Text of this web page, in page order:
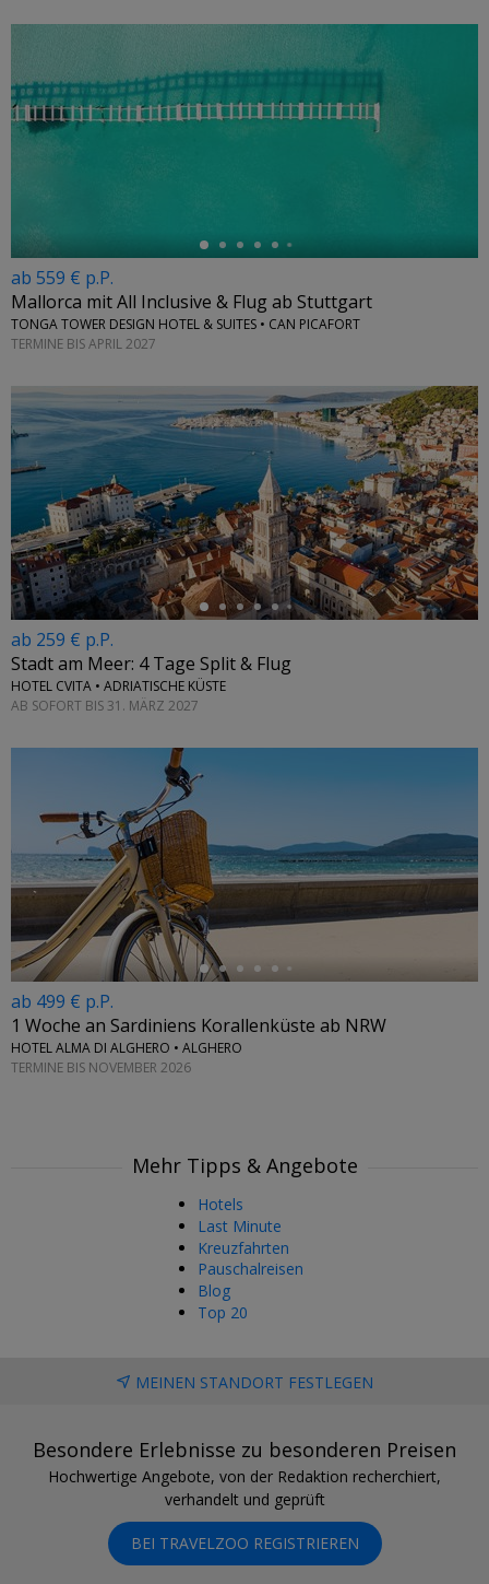
←
ab 559 € p.P.
Mallorca mit All Inclusive & Flug ab Stuttgart
TONGA TOWER DESIGN HOTEL & SUITES • CAN PICAFORT
TERMINE BIS APRIL 2027
←
ab 259 € p.P.
Stadt am Meer: 4 Tage Split & Flug
HOTEL CVITA • ADRIATISCHE KÜSTE
AB SOFORT BIS 31. MÄRZ 2027
←
ab 499 € p.P.
1 Woche an Sardiniens Korallenküste ab NRW
HOTEL ALMA DI ALGHERO • ALGHERO
TERMINE BIS NOVEMBER 2026
Mehr Tipps & Angebote
Hotels
Last Minute
Kreuzfahrten
Pauschalreisen
Blog
Top 20
MEINEN STANDORT FESTLEGEN
Besondere Erlebnisse zu besonderen Preisen
Hochwertige Angebote, von der Redaktion recherchiert,
verhandelt und geprüft
BEI TRAVELZOO REGISTRIEREN